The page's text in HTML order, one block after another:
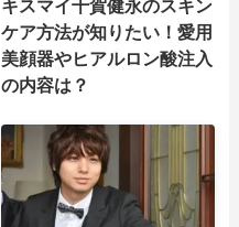
キスマイ千賀健永のスキン
ケア方法が知りたい！愛用
美顔器やヒアルロン酸注入
の内容は？